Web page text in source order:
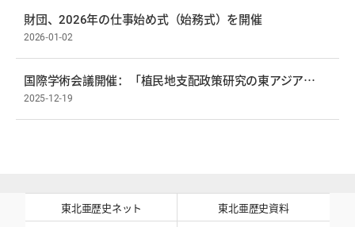
財団、2026年の仕事始め式（始務式）を開催
2026-01-02
国際学術会議開催：「植民地支配政策研究の東アジア的課題――『日帝侵奪史』編纂事業」
2025-12-19
東北亜歴史ネット 東北亜歴史資料